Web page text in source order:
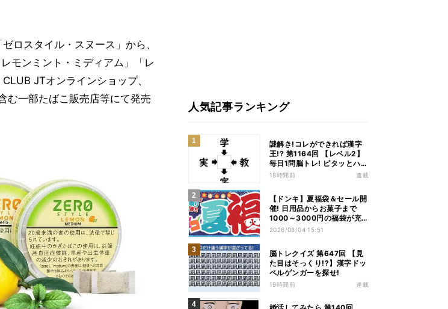
ゼロスタイル・スヌース」から、
モンミント・ミディアム」「レ
JTオンラインショップ、
む一部たばこ販売店等にて発売
人気記事ランキング
謎解き!コレができれば漢字
王!? 第1164回 【レベル2】
毎日1問脳トレ! ピタッとハマ
る漢字はどれだ?
18時間前 連載
【ドンキ】夏福袋＆セール開
催! 日用品からお菓子まで
1000～3000円の福袋が充
実、家電やアパレルなど人気
2026/08/04 15:51
脳トレクイズ 第647回 【見
た目はそっくり!?】漢字ドッ
ペルゲンガーを探せ!
19時間前 連載